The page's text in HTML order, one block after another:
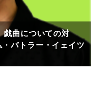
戯曲についての対
バトラー・イェイツ